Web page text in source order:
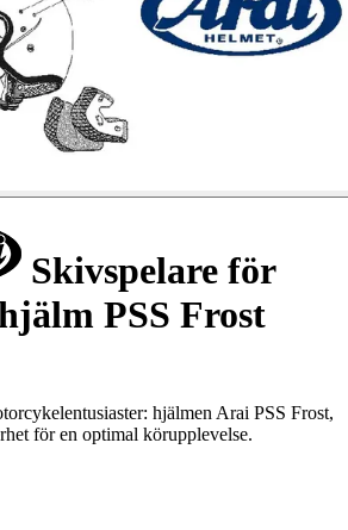
Skivspelare för
PSS Frost
hjälmen Arai PSS Frost,
för en optimal körupplevelse.